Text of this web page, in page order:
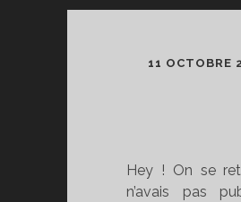
11 OCTOBRE
Hey ! On se
n’avais pas